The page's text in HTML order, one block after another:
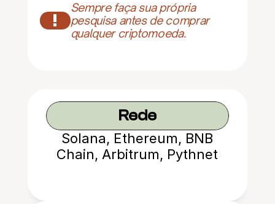
!
Sempre faça sua própria
pesquisa antes de comprar
qualquer criptomoeda.
Rede
Solana, Ethereum, BNB
Chain, Arbitrum, Pythnet